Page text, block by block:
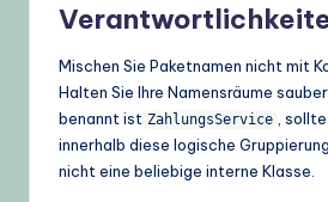
Mischen Sie Paketnamen nicht mit
Halten Sie Ihre Namensräume
benannt ist ZahlungsService
,
innerhalb diese logische
nicht eine beliebige interne Klasse.